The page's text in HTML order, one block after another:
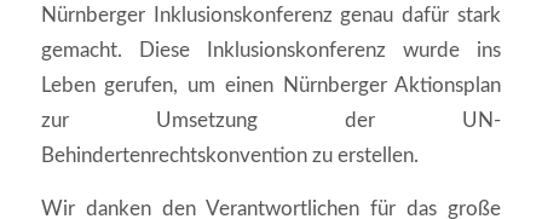
Nürnberger Inklusionskonferenz genau dafür stark
gemacht. Diese Inklusionskonferenz wurde ins
Leben gerufen, um einen Nürnberger Aktionsplan
zur Umsetzung der UN-
Behindertenrechtskonvention zu erstellen.
Wir danken den Verantwortlichen für das große